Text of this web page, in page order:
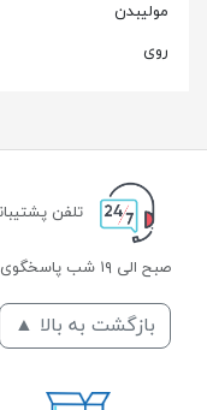
مولیبدن
روی
تلفن پشتیبانی: ۵ ۵ ۵ ۰ ۴ ۴ ۶
صبح الی ۱۹ شب پاسخگوی شما هستیم.
بازگشت به بالا ▲